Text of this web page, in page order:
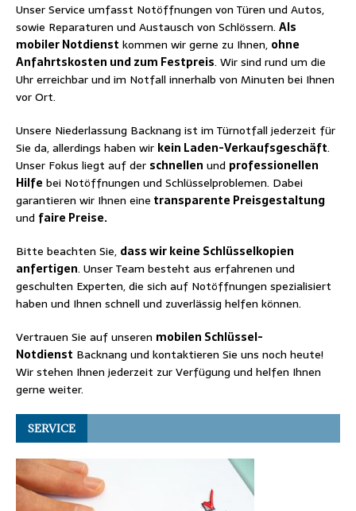
Unser Service umfasst Notöffnungen von Türen und Autos,
sowie Reparaturen und Austausch von Schlössern. Als
mobiler Notdienst kommen wir gerne zu Ihnen, ohne
Anfahrtskosten und zum Festpreis. Wir sind rund um die
Uhr erreichbar und im Notfall innerhalb von Minuten bei Ihnen
vor Ort.
Unsere Niederlassung Backnang ist im Türnotfall jederzeit für
Sie da, allerdings haben wir kein Laden-Verkaufsgeschäft.
Unser Fokus liegt auf der schnellen und professionellen
Hilfe bei Notöffnungen und Schlüsselproblemen. Dabei
garantieren wir Ihnen eine transparente Preisgestaltung
und faire Preise.
Bitte beachten Sie, dass wir keine Schlüsselkopien
anfertigen. Unser Team besteht aus erfahrenen und
geschulten Experten, die sich auf Notöffnungen spezialisiert
haben und Ihnen schnell und zuverlässig helfen können.
Vertrauen Sie auf unseren mobilen Schlüssel-
Notdienst Backnang und kontaktieren Sie uns noch heute!
Wir stehen Ihnen jederzeit zur Verfügung und helfen Ihnen
gerne weiter.
SERVICE